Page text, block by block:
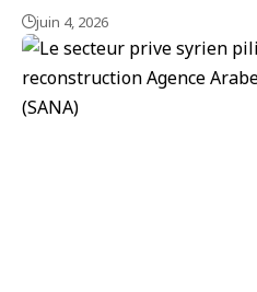
juin 4, 2026